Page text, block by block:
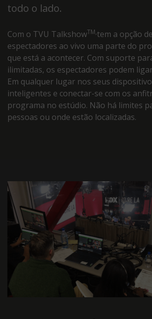
todo o lado.
Com o TVU TalkshowTM,tem a opção
espectadores ao vivo uma parte do
que está a acontecer. Com suporte
ilimitadas, os espectadores podem
Em qualquer lugar nos seus
inteligentes e conectar-se com os
programa no estúdio. Não há limites
pessoas ou onde estão localizadas.